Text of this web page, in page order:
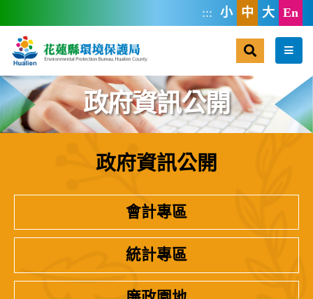
::: 小 中 大 En
選單
政府資訊公開
政府資訊公開
會計專區
統計專區